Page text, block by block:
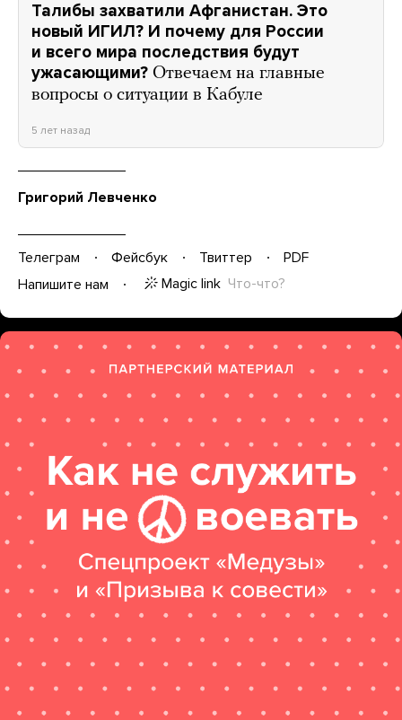
Талибы захватили Афганистан. Это
новый ИГИЛ? И почему для России
и всего мира последствия будут
ужасающими? Отвечаем на главные
вопросы о ситуации в Кабуле
5 лет назад
Григорий Левченко
Телеграм Фейсбук Твиттер
PDF
Напишите нам
Magic link Что-что?